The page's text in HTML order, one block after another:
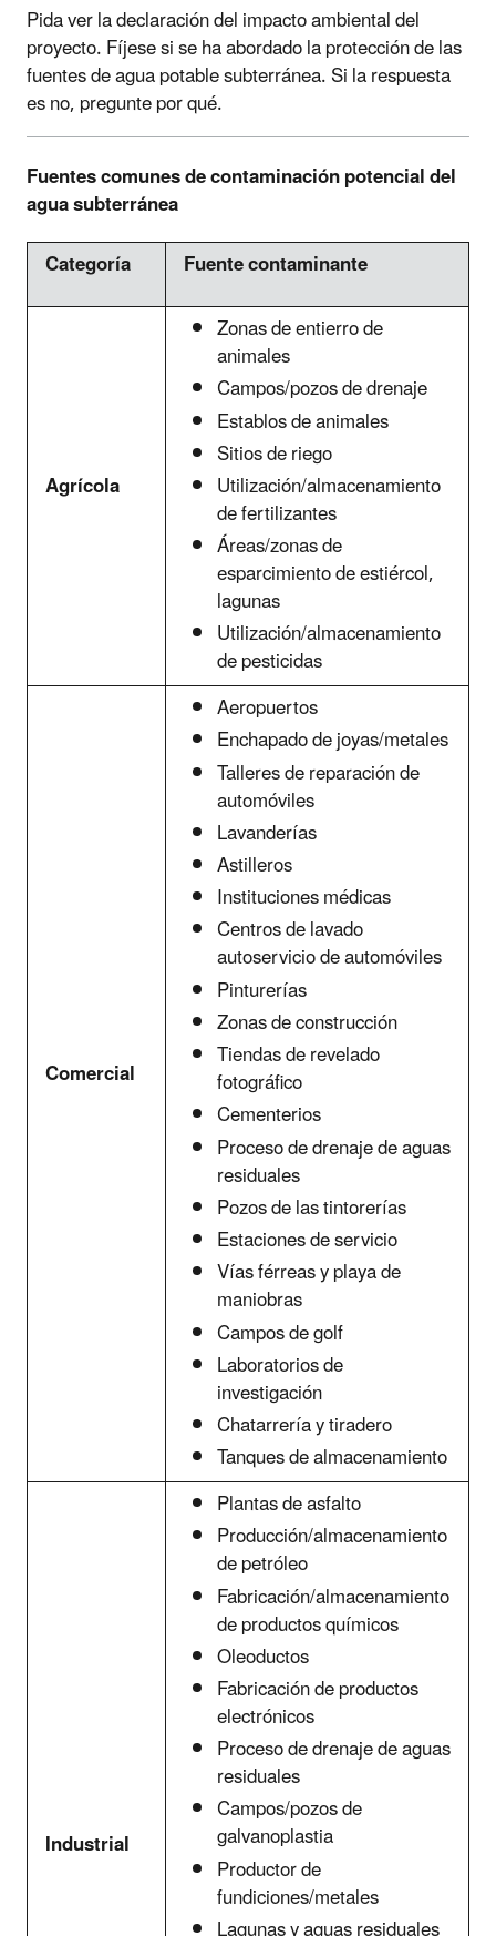
Pida ver la declaración del impacto ambiental del
proyecto. Fíjese si se ha abordado la protección de las
fuentes de agua potable subterránea. Si la respuesta
es no, pregunte por qué.
Fuentes comunes de contaminación potencial del
agua subterránea
Categoría
Fuente contaminante
Agrícola
Zonas de entierro de
animales
Campos/pozos de drenaje
Establos de animales
Sitios de riego
Utilización/almacenamiento
de fertilizantes
Áreas/zonas de
esparcimiento de estiércol,
lagunas
Utilización/almacenamiento
de pesticidas
Comercial
Aeropuertos
Enchapado de joyas/metales
Talleres de reparación de
automóviles
Lavanderías
Astilleros
Instituciones médicas
Centros de lavado
autoservicio de automóviles
Pinturerías
Zonas de construcción
Tiendas de revelado
fotográfico
Cementerios
Proceso de drenaje de aguas
residuales
Pozos de las tintorerías
Estaciones de servicio
Vías férreas y playa de
maniobras
Campos de golf
Laboratorios de
investigación
Chatarrería y tiradero
Tanques de almacenamiento
Industrial
Plantas de asfalto
Producción/almacenamiento
de petróleo
Fabricación/almacenamiento
de productos químicos
Oleoductos
Fabricación de productos
electrónicos
Proceso de drenaje de aguas
residuales
Campos/pozos de
galvanoplastia
Productor de
fundiciones/metales